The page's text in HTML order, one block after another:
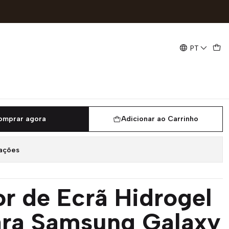
PT
Fácil, Sem Bolhas | ACM85
Hidrogel DEVIA para
Adicionar ao Carrinho
agora
de Ecrã Hidrogel
Samsung Galaxy